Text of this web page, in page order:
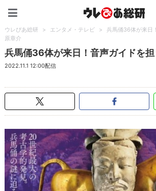
ウレぴあ総研 > エンタメ・テレビ >
兵馬俑36体が来日
原章介
兵馬俑36体が来日！音声ガイドを
2022.11.1 12:00配信